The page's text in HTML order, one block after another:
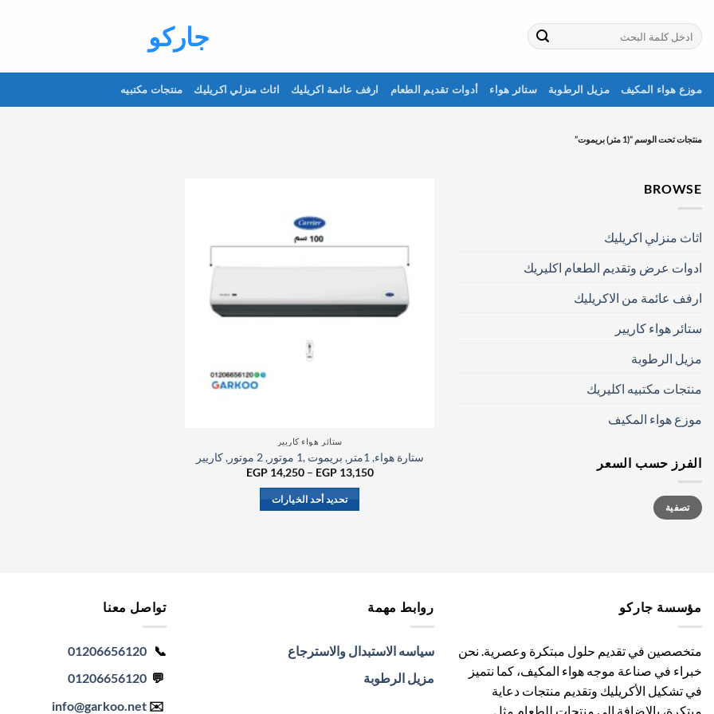
للمحتوى
جاركو
البحث
عن:
موزع هواء المكيف مزيل الرطوبة ستائر هواء أدوات تقديم الطعام ارفف عائمة اكريليك اثاث منزلي اكريليك منتجات مكتبيه
منتجات تحت الوسم “(1 متر) بريموت”
BROWSE
اثاث منزلي اكريليك
ادوات عرض وتقديم الطعام اكليريك
ارفف عائمة من الاكريليك
ستائر هواء كاريير
مزيل الرطوبة
منتجات مكتبيه اكليريك
موزع هواء المكيف
الفرز حسب السعر
أدنى
سعر
أعلى
سعرتصفية
ستائر هواء كاريير
ستارة هواء, 1متر, بريموت ,1 موتور, 2 موتور, كاريير
EGP13,150
–
EGP14,250
تحديد أحد الخيارات
يمكن
مؤسسة جاركو
متخصصين في تقديم حلول مبتكرة وعصرية. نحن
خبراء في صناعة موجه هواء المكيف، كما نتميز
في تشكيل الأكريليك وتقديم منتجات دعاية
مبتكرة، بالإضافة إلى منتجات للطعام مثل
روابط مهمة
سياسه الاستبدال والاسترجاع
مزيل الرطوبة
تواصل معنا
📞
01206656120
💬
01206656120
✉️
info@garkoo.net